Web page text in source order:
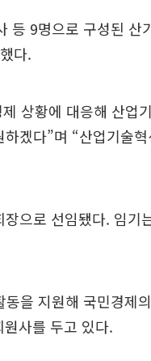
등 9명으로 구성된 산
다.
상황에 대응해 산업
겠다”며 “산업기술
으로 선임됐다. 임기
을 지원해 국민경제
사를 두고 있다.